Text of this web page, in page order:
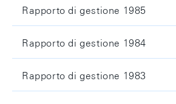
Rapporto di gestione 1985
Rapporto di gestione 1984
Rapporto di gestione 1983